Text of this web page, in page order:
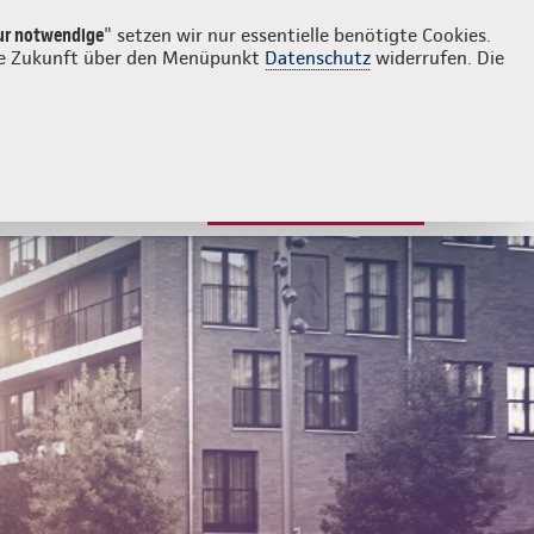
notwendige" setzen wir nur essentielle benötigte Cookies.
Zukunft über den Menüpunkt Datenschutz widerrufen. Die
Login Kontakt 039955 394071